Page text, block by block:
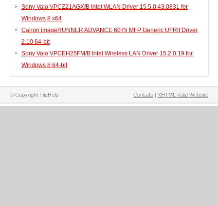
Sony Vaio VPCZ21AGX/B Intel WLAN Driver 15.5.0.43.0831 for
Windows 8 x64
Canon imageRUNNER ADVANCE 6075 MFP Generic UFRII Driver
2.10 64-bit
Sony Vaio VPCEH25FM/B Intel Wireless LAN Driver 15.2.0.19 for
Windows 8 64-bit
© Copyright FileHelp Contatto | XHTML Valid Website